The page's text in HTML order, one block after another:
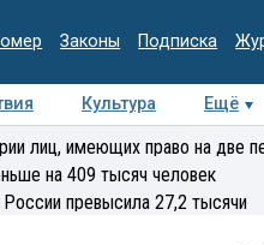
Законы Подписка
Культура Ещё
Интервью Колумнисты
лиц, имеющих право на две
на 409 тысяч человек
превысила 27,2 тысячи